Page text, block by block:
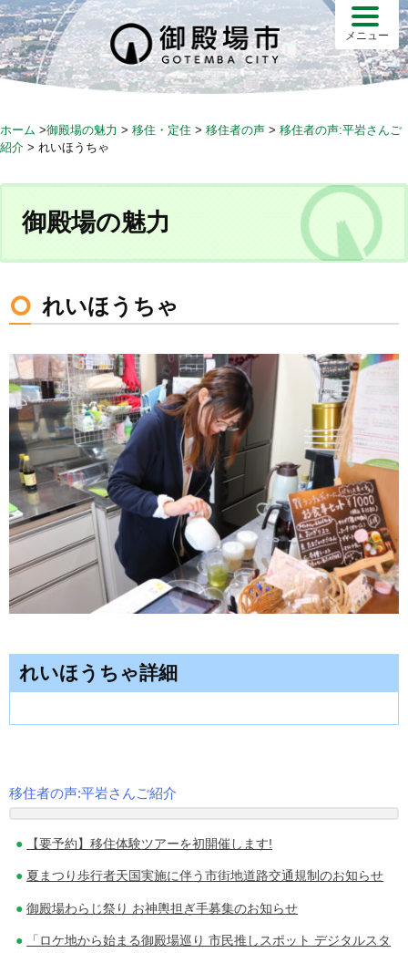
S
k
i
p
c
n
メニュー
ホーム >御殿場の魅力 > 移住・定住 > 移住者の声 > 移住者の声:平岩さんご
紹介 > れいほうちゃ
御殿場の魅力
れいほうちゃ
れいほうちゃ詳細
投
稿
ナ
ビ
移住者の声:平岩さんご紹介
【要予約】移住体験ツアーを初開催します!
夏まつり歩行者天国実施に伴う市街地道路交通規制のお知らせ
御殿場わらじ祭り お神輿担ぎ手募集のお知らせ
「ロケ地から始まる御殿場巡り 市民推しスポット デジタルスタ